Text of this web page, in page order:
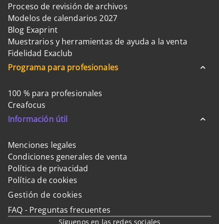
Proceso de revisión de archivos
Modelos de calendarios 2027
Blog Exaprint
Muestrarios y herramientas de ayuda a la venta
Fidelidad Exaclub
Programa para profesionales
100 % para profesionales
Creafocus
Información útil
Menciones legales
Condiciones generales de venta
Política de privacidad
Política de cookies
Gestión de cookies
FAQ - Preguntas frecuentes
Síguenos en las redes sociales